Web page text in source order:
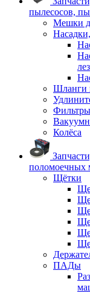
пылесосов,
Мешки
Шланги
Фильтры
Колёса
поломоечных
Щётки
ПАДы